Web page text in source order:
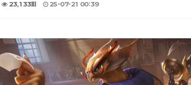
23,133회 25-07-21 00:39